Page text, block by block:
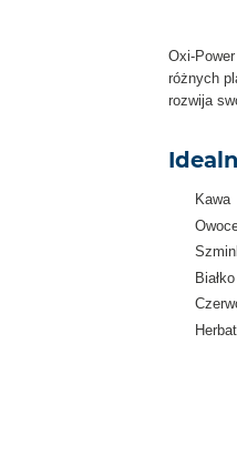
Oxi-
różnych
rozwija
Kawa
Białko